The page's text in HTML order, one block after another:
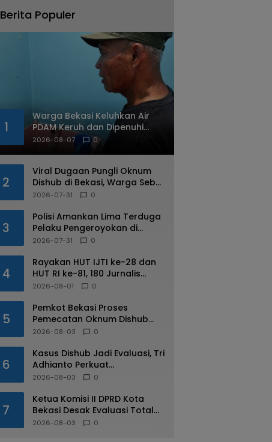
Berita Populer
1
Warga Bekasi Keluhkan Air
PDAM Keruh dan Dipenuhi
Cacing
2026-08-07 0
2
Viral Dugaan Pungli Oknum
Dishub di Bekasi, Warga Sebut
Praktik Diduga Sudah
2026-07-31 0
3
Polisi Amankan Lima Terduga
Pelaku Pengeroyokan di
Kalimalang
2026-07-31 0
4
Rayakan HUT IJTI ke-28 dan
HUT RI ke-81, 180 Jurnalis
Jabodetabek Adu di IJTI
2026-08-01 0
5
Pemkot Bekasi Proses
Pemecatan Oknum Dishub
Yang Diduga Lakukan Pungli
2026-08-03 0
6
Kasus Dishub Jadi Evaluasi, Tri
Adhianto Perkuat
Pengawasan Aparatur
2026-08-03 0
7
Ketua Komisi II DPRD Kota
Bekasi Desak Evaluasi Total
Usai Dugaan Pungli Oknum
2026-08-03 0